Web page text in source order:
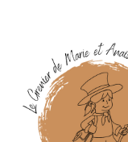
navigation
contenu